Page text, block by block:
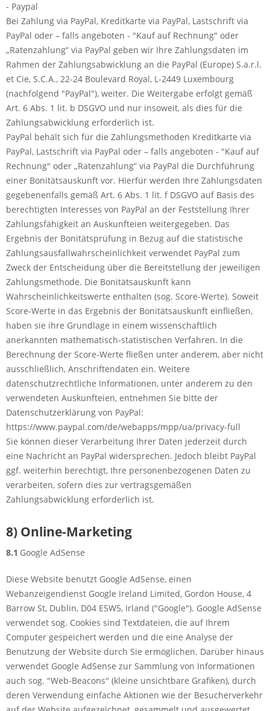
- Paypal
Bei Zahlung via PayPal, Kreditkarte via PayPal, Lastschrift via
PayPal oder – falls angeboten - "Kauf auf Rechnung" oder
„Ratenzahlung“ via PayPal geben wir Ihre Zahlungsdaten im
Rahmen der Zahlungsabwicklung an die PayPal (Europe) S.a.r.l.
et Cie, S.C.A., 22-24 Boulevard Royal, L-2449 Luxembourg
(nachfolgend "PayPal"), weiter. Die Weitergabe erfolgt gemäß
Art. 6 Abs. 1 lit. b DSGVO und nur insoweit, als dies für die
Zahlungsabwicklung erforderlich ist.
PayPal behält sich für die Zahlungsmethoden Kreditkarte via
PayPal, Lastschrift via PayPal oder – falls angeboten - "Kauf auf
Rechnung" oder „Ratenzahlung“ via PayPal die Durchführung
einer Bonitätsauskunft vor. Hierfür werden Ihre Zahlungsdaten
gegebenenfalls gemäß Art. 6 Abs. 1 lit. f DSGVO auf Basis des
berechtigten Interesses von PayPal an der Feststellung Ihrer
Zahlungsfähigkeit an Auskunfteien weitergegeben. Das
Ergebnis der Bonitätsprüfung in Bezug auf die statistische
Zahlungsausfallwahrscheinlichkeit verwendet PayPal zum
Zweck der Entscheidung über die Bereitstellung der jeweiligen
Zahlungsmethode. Die Bonitätsauskunft kann
Wahrscheinlichkeitswerte enthalten (sog. Score-Werte). Soweit
Score-Werte in das Ergebnis der Bonitätsauskunft einfließen,
haben sie ihre Grundlage in einem wissenschaftlich
anerkannten mathematisch-statistischen Verfahren. In die
Berechnung der Score-Werte fließen unter anderem, aber nicht
ausschließlich, Anschriftendaten ein. Weitere
datenschutzrechtliche Informationen, unter anderem zu den
verwendeten Auskunfteien, entnehmen Sie bitte der
Datenschutzerklärung von PayPal:
https://www.paypal.com/de/webapps/mpp/ua/privacy-full
Sie können dieser Verarbeitung Ihrer Daten jederzeit durch
eine Nachricht an PayPal widersprechen. Jedoch bleibt PayPal
ggf. weiterhin berechtigt, Ihre personenbezogenen Daten zu
verarbeiten, sofern dies zur vertragsgemäßen
Zahlungsabwicklung erforderlich ist.
8) Online-Marketing
8.1 Google AdSense
Diese Website benutzt Google AdSense, einen
Webanzeigendienst Google Ireland Limited, Gordon House, 4
Barrow St, Dublin, D04 E5W5, Irland ("Google"). Google AdSense
verwendet sog. Cookies sind Textdateien, die auf Ihrem
Computer gespeichert werden und die eine Analyse der
Benutzung der Website durch Sie ermöglichen. Darüber hinaus
verwendet Google AdSense zur Sammlung von Informationen
auch sog. "Web-Beacons" (kleine unsichtbare Grafiken), durch
deren Verwendung einfache Aktionen wie der Besucherverkehr